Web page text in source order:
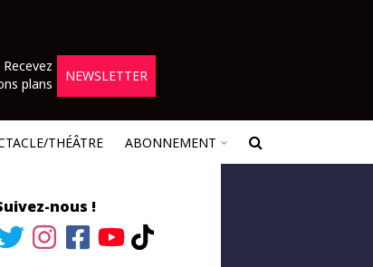
Recevez
plans
NEWSLETTER
THÉÂTRE ABONNEMENT
nous !